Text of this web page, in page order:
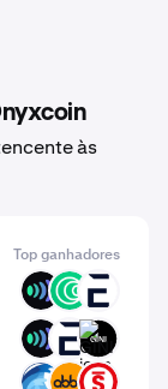
às
Top ganhadores
ULX ISLM EVR
ULX EVR GINI
OPT ABBC PSTAKE